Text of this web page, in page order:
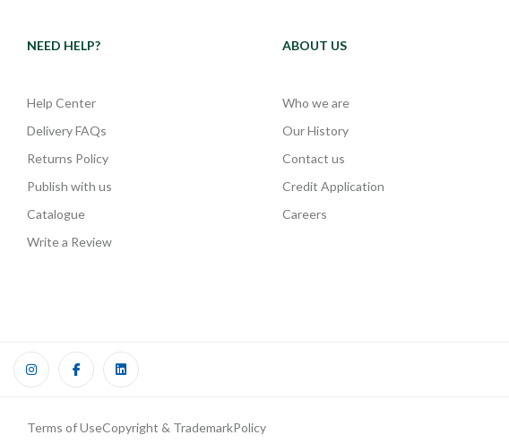
NEED HELP?
Help Center
Delivery FAQs
Returns Policy
Publish with us
Catalogue
Write a Review
ABOUT US
Who we are
Our History
Contact us
Credit Application
Careers
Terms of UseCopyright & TrademarkPolicy